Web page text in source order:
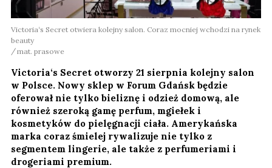
Victoria‘s Secret otwiera kolejny salon. Coraz mocniej wchodzi na rynek
beauty
mat. prasowe
Victoria‘s Secret otworzy 21 sierpnia kolejny salon
w Polsce. Nowy sklep w Forum Gdańsk będzie
oferował nie tylko bieliznę i odzież domową, ale
również szeroką gamę perfum, mgiełek i
kosmetyków do pielęgnacji ciała. Amerykańska
marka coraz śmielej rywalizuje nie tylko z
segmentem lingerie, ale także z perfumeriami i
drogeriami premium.